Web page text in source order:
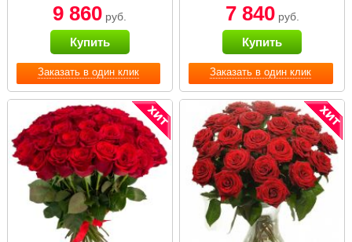
Заказать в один клик
9 860 руб.
Купить
Заказать в один клик
7 840руб.
Купить